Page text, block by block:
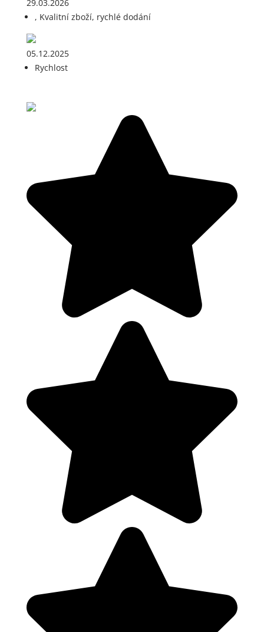
29.03.2026
, Kvalitní zboží, rychlé dodání
05.12.2025
Rychlost